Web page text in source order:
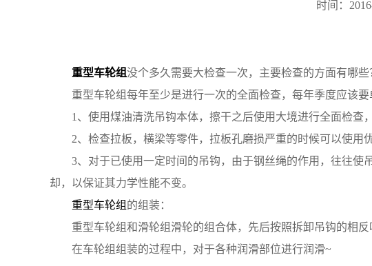
时间：
重型车轮组没个多久需要大检查一次，主要检查的方面有哪些
重型车轮组每年至少是进行一次的全面检查，每年季度应该要
1、使用煤油清洗吊钩本体，擦干之后使用大境进行全面检查
2、检查拉板，横梁等零件，拉板孔磨损严重的时候可以使用
3、对于已使用一定时间的吊钩，由于钢丝绳的作用，往往使
却，以保证其力学性能不变。
重型车轮组 的组装：
重型车轮组和滑轮组滑轮的组合体，先后按照拆卸吊钩的相反
在车轮组组装的过程中，对于各种润滑部位进行润滑~